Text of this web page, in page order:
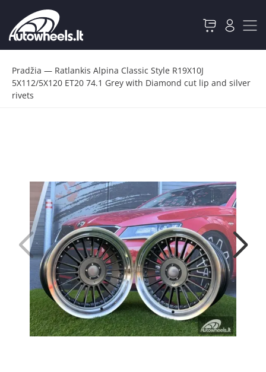
Pradžia — Ratlankis Alpina Classic Style R19X10J
5X112/5X120 ET20 74.1 Grey with Diamond cut lip and silver
rivets